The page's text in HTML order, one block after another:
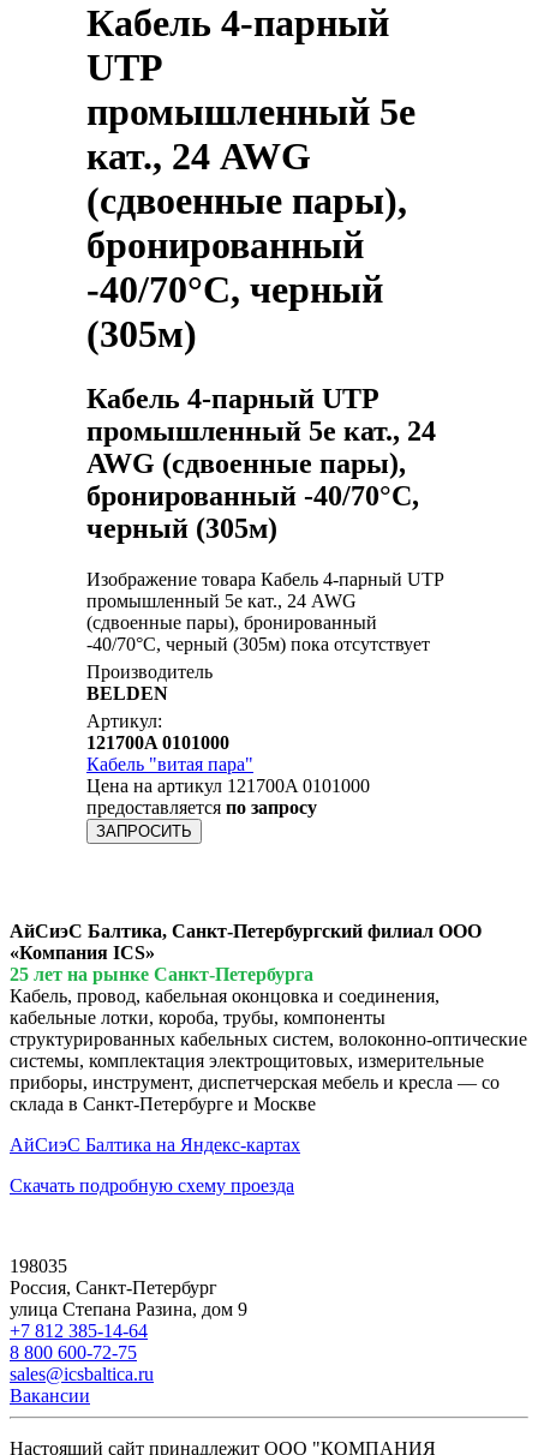
Кабель 4-парный
UTP
промышленный 5е
кат., 24 AWG
(сдвоенные пары),
бронированный
-40/70°C, черный
(305м)
Кабель 4-парный UTP
промышленный 5е кат., 24
AWG (сдвоенные пары),
бронированный -40/70°C,
черный (305м)
Изображение товара Кабель 4-парный UTP
промышленный 5е кат., 24 AWG
(сдвоенные пары), бронированный
-40/70°C, черный (305м) пока отсутствует
Производитель
BELDEN
Артикул:
121700A 0101000
Кабель "витая пара"
Цена на артикул 121700A 0101000
предоставляется по запросу
ЗАПРОСИТЬ
АйСиэС Балтика, Санкт-Петербургский филиал ООО
«Компания ICS»
25 лет на рынке Санкт-Петербурга
Кабель, провод, кабельная оконцовка и соединения,
кабельные лотки, короба, трубы, компоненты
структурированных кабельных систем, волоконно-оптические
системы, комплектация электрощитовых, измерительные
приборы, инструмент, диспетчерская мебель и кресла — со
склада в Санкт-Петербурге и Москве
АйСиэС Балтика на Яндекс-картах
Скачать подробную схему проезда
198035
Россия, Санкт-Петербург
улица Степана Разина, дом 9
+7 812 385-14-64
8 800 600-72-75
sales@icsbaltica.ru
Вакансии
Настоящий сайт принадлежит ООО "КОМПАНИЯ